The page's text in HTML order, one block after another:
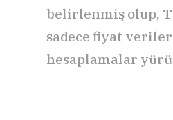
belirlenmiş olup,
sadece fiyat
hesaplamalar